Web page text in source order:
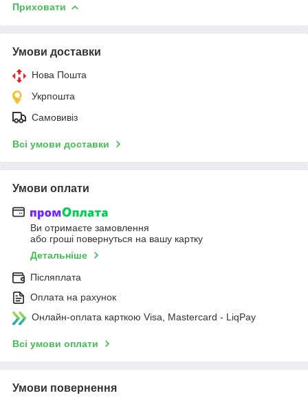
Приховати
Умови доставки
Нова Пошта
Укрпошта
Самовивіз
Всі умови доставки
Умови оплати
Ви отримаєте замовлення
або гроші повернуться на вашу картку
Детальніше
Післяплата
Оплата на рахунок
Онлайн-оплата карткою Visa, Mastercard - LiqPay
Всі умови оплати
Умови повернення